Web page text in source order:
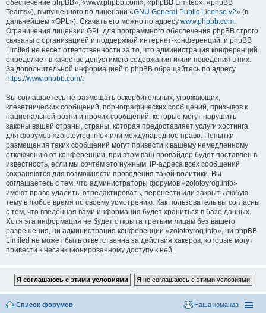
обеспечение phpBB», «www.phpbb.com», «phpBB Limited», «phpBB
Teams»), выпущенного по лицензии «GNU General Public License v2» (в
дальнейшем «GPL»). Скачать его можно по адресу www.phpbb.com.
Ограничения лицензии GPL для программного обеспечения phpBB строго
связаны с организацией и поддержкой интернет-конференций, и phpBB
Limited не несёт ответственности за то, что администрация конференций
определяет в качестве допустимого содержания и/или поведения в них.
За дополнительной информацией о phpBB обращайтесь по адресу
https://www.phpbb.com/.
Вы соглашаетесь не размещать оскорбительных, угрожающих,
клеветнических сообщений, порнографических сообщений, призывов к
национальной розни и прочих сообщений, которые могут нарушить
законы вашей страны, страны, которая предоставляет услуги хостинга
для форумов «zolotoyrog.info» или международное право. Попытки
размещения таких сообщений могут привести к вашему немедленному
отключению от конференции, при этом ваш провайдер будет поставлен в
известность, если мы сочтём это нужным. IP-адреса всех сообщений
сохраняются для возможности проведения такой политики. Вы
соглашаетесь с тем, что администраторы форумов «zolotoyrog.info»
имеют право удалить, отредактировать, перенести или закрыть любую
тему в любое время по своему усмотрению. Как пользователь вы согласны
с тем, что введённая вами информация будет храниться в базе данных.
Хотя эта информация не будет открыта третьим лицам без вашего
разрешения, ни администрация конференции «zolotoyrog.info», ни phpBB
Limited не может быть ответственна за действия хакеров, которые могут
привести к несанкционированному доступу к ней.
Список форумов Наша команда